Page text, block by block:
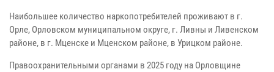
Наибольшее количество наркопотребителей проживают в г.
Орле, Орловском муниципальном округе, г. Ливны и Ливенском
районе, в г. Мценске и Мценском районе, в Урицком районе.
Правоохранительными органами в 2025 году на Орловщине